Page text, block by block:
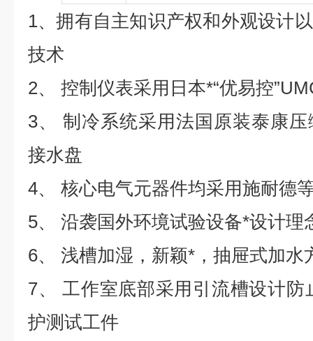
1、拥有自主知识产权和外观设计
技术
2、 控制仪表采用日本*“优易控
3、 制冷系统采用法国原装泰康
接水盘
4、 核心电气元器件均采用施耐德
5、 沿袭国外环境试验设备*设计理
6、 浅槽加湿，新颖*，抽屉式加水
7、 工作室底部采用引流槽设计
护测试工件